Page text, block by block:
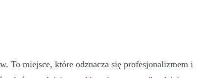
To miejsce, które odznacza się profesjonalizmem i